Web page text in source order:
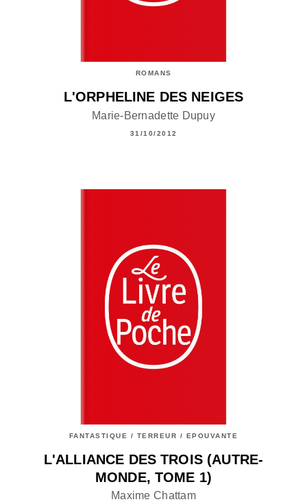
ROMANS
L'ORPHELINE DES NEIGES
Marie-Bernadette Dupuy
31/10/2012
FANTASTIQUE / TERREUR / EPOUVANTE
L'ALLIANCE DES TROIS (AUTRE-
MONDE, TOME 1)
Maxime Chattam